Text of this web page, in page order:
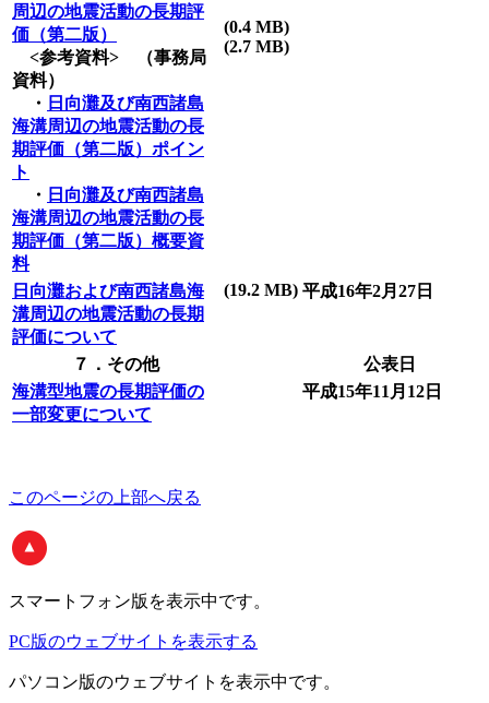
周辺の地震活動の長期評
価（第二版）
<参考資料> （事務局
資料）
・ 日向灘及び南西諸島
海溝周辺の地震活動の長
期評価（第二版）ポイン
ト
・ 日向灘及び南西諸島
海溝周辺の地震活動の長
期評価（第二版）概要資
料
(0.4 MB)
(2.7 MB)
日向灘および南西諸島海
溝周辺の地震活動の長期
評価について
(19.2 MB) 平成16年2月27日
７．その他
公表日
海溝型地震の長期評価の
一部変更について
平成15年11月12日
このページの上部へ戻る
スマートフォン版 を表示中です。
PC版のウェブサイトを表示する
パソコン版のウェブサイトを表示中です。